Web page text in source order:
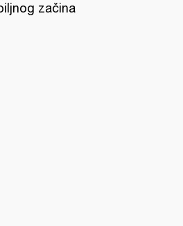
začina